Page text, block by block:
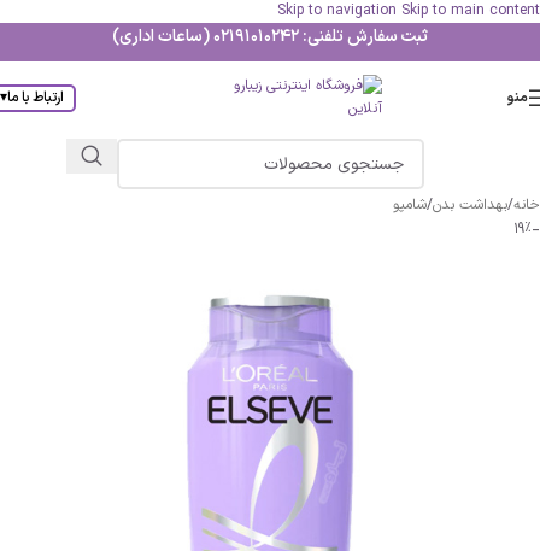
Skip to navigation Skip to main content
ثبت سفارش تلفنی: 02191010242 (ساعات اداری)
منو ارتباط با ما▾
خانه/بهداشت بدن/شامپو
-19%